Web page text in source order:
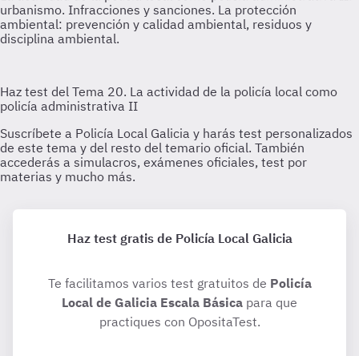
Haz test gratis de Policía Local Galicia
Te facilitamos varios test gratuitos de Policía
Local de Galicia Escala Básica para que
practiques con OpositaTest.